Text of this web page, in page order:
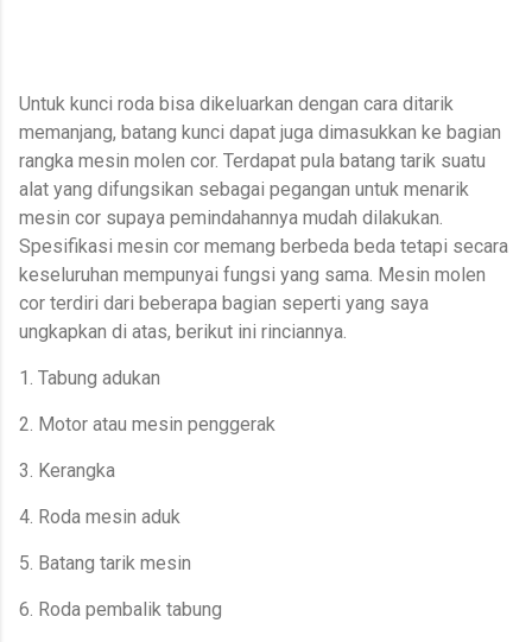
Untuk kunci roda bisa dikeluarkan dengan cara ditarik
memanjang, batang kunci dapat juga dimasukkan ke bagian
rangka mesin molen cor. Terdapat pula batang tarik suatu
alat yang difungsikan sebagai pegangan untuk menarik
mesin cor supaya pemindahannya mudah dilakukan.
Spesifikasi mesin cor memang berbeda beda tetapi secara
keseluruhan mempunyai fungsi yang sama. Mesin molen
cor terdiri dari beberapa bagian seperti yang saya
ungkapkan di atas, berikut ini rinciannya.
1. Tabung adukan
2. Motor atau mesin penggerak
3. Kerangka
4. Roda mesin aduk
5. Batang tarik mesin
6. Roda pembalik tabung